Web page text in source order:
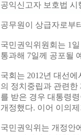
공익신고자 보호법
공무원이 상급자로부
국민권익위원회는 1
통과해 7일께 공포될
국회는 2012년 대선
의 정치중립과 관련
를 받은 경우 대통령
개정했다. 이어 이의
국민권익위는 개정안